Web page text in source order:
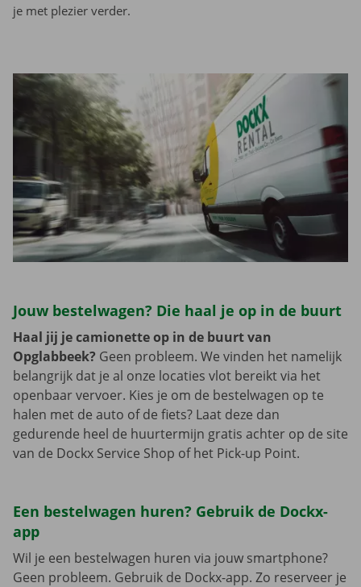
je met plezier verder.
Jouw bestelwagen? Die haal je op in de buurt
Haal jij je camionette op in de buurt van
Opglabbeek? Geen probleem. We vinden het namelijk
belangrijk dat je al onze locaties vlot bereikt via het
openbaar vervoer. Kies je om de bestelwagen op te
halen met de auto of de fiets? Laat deze dan
gedurende heel de huurtermijn gratis achter op de site
van de Dockx Service Shop of het Pick-up Point.
Een bestelwagen huren? Gebruik de Dockx-
app
Wil je een bestelwagen huren via jouw smartphone?
Geen probleem. Gebruik de Dockx-app. Zo reserveer je